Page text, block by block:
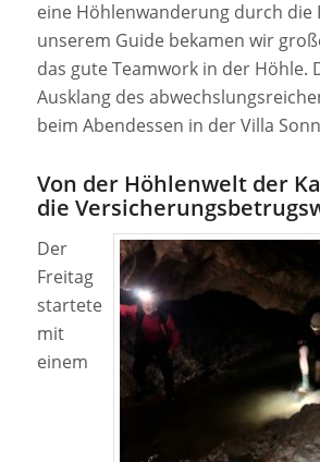
eine Höhlenwanderung durch die
unserem Guide bekamen wir
das gute Teamwork in der Höhle.
Ausklang des
beim Abendessen in der Villa
Von der Höhlenwelt der
die
Der
Freitag
startete
mit
einem